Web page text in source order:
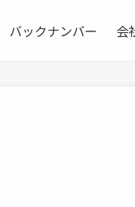
バックナンバー 会